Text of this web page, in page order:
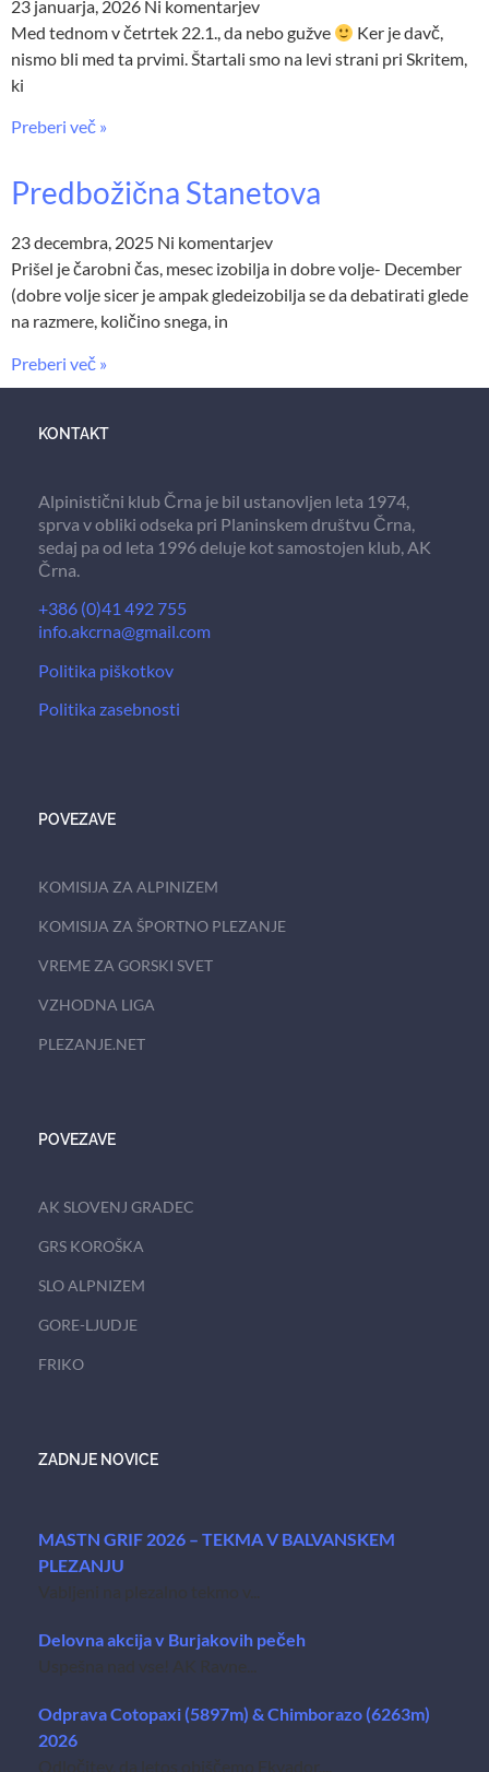
23 januarja, 2026 Ni komentarjev
Med tednom v četrtek 22.1., da nebo gužve
Ker je davč,
nismo bli med ta prvimi. Štartali smo na levi strani pri Skritem,
ki
Preberi več »
Predbožična Stanetova
23 decembra, 2025 Ni komentarjev
Prišel je čarobni čas, mesec izobilja in dobre volje- December
(dobre volje sicer je ampak gledeizobilja se da debatirati glede
na razmere, količino snega, in
Preberi več »
KONTAKT
Alpinistični klub Črna je bil ustanovljen leta 1974,
sprva v obliki odseka pri Planinskem društvu Črna,
sedaj pa od leta 1996 deluje kot samostojen klub, AK
Črna.
+386 (0)41 492 755
info.akcrna@gmail.com
Politika piškotkov
Politika zasebnosti
POVEZAVE
KOMISIJA ZA ALPINIZEM
KOMISIJA ZA ŠPORTNO PLEZANJE
VREME ZA GORSKI SVET
VZHODNA LIGA
PLEZANJE.NET
POVEZAVE
AK SLOVENJ GRADEC
GRS KOROŠKA
SLO ALPNIZEM
GORE-LJUDJE
FRIKO
ZADNJE NOVICE
MASTN GRIF 2026 – TEKMA V BALVANSKEM
PLEZANJU
Vabljeni na plezalno tekmo v...
Delovna akcija v Burjakovih pečeh
Uspešna nad vse! AK Ravne...
Odprava Cotopaxi (5897m) & Chimborazo (6263m)
2026
Odločitev, da letos obiščemo Ekvador,...